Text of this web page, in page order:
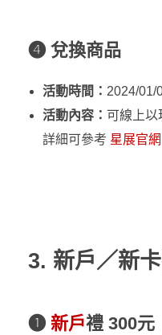
❹ 兌換商品
活動時間： 2024/01/
活動內容： 可線上以
詳細可參考 星展官網
3. 新戶／新
❶ 新戶禮 300元